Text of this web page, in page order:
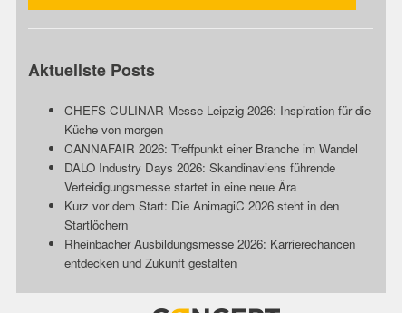
Aktuellste Posts
CHEFS CULINAR Messe Leipzig 2026: Inspiration für die
Küche von morgen
CANNAFAIR 2026: Treffpunkt einer Branche im Wandel
DALO Industry Days 2026: Skandinaviens führende
Verteidigungsmesse startet in eine neue Ära
Kurz vor dem Start: Die AnimagiC 2026 steht in den
Startlöchern
Rheinbacher Ausbildungsmesse 2026: Karrierechancen
entdecken und Zukunft gestalten